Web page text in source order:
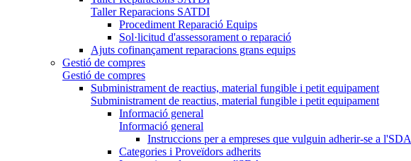
Taller Reparacions SATDI
Procediment Reparació Equips
Sol·licitud d'assessorament o reparació
Ajuts cofinançament reparacions grans equips
Gestió de compres
Gestió de compres
Subministrament de reactius, material fungible i petit equipament
Subministrament de reactius, material fungible i petit equipament
Informació general
Informació general
Instruccions per a empreses que vulguin adherir-se a l'SDA
Categories i Proveïdors adherits